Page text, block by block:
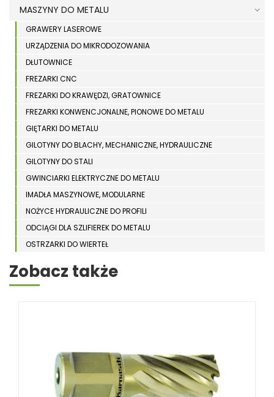
MASZYNY DO METALU
GRAWERY LASEROWE
URZĄDZENIA DO MIKRODOZOWANIA
DŁUTOWNICE
FREZARKI CNC
FREZARKI DO KRAWĘDZI, GRATOWNICE
FREZARKI KONWENCJONALNE, PIONOWE DO METALU
GIĘTARKI DO METALU
GILOTYNY DO BLACHY, MECHANICZNE, HYDRAULICZNE
GILOTYNY DO STALI
GWINCIARKI ELEKTRYCZNE DO METALU
IMADŁA MASZYNOWE, MODULARNE
NOŻYCE HYDRAULICZNE DO PROFILI
ODCIĄGI DLA SZLIFIEREK DO METALU
OSTRZARKI DO WIERTEŁ
PIŁY TAŚMOWE DO METALU
STOŁY ROLKOWE
SZLIFIERKI DO METALU, PŁASZCZYZN
TOKARKI
Zobacz także